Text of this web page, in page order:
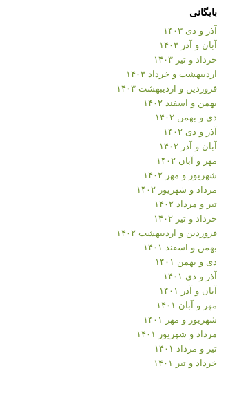
بایگانی
آذر و دی ۱۴۰۳
آبان و آذر ۱۴۰۳
خرداد و تیر ۱۴۰۳
اردیبهشت و خرداد ۱۴۰۳
فروردین و اردیبهشت ۱۴۰۳
بهمن و اسفند ۱۴۰۲
دی و بهمن ۱۴۰۲
آذر و دی ۱۴۰۲
آبان و آذر ۱۴۰۲
مهر و آبان ۱۴۰۲
شهریور و مهر ۱۴۰۲
مرداد و شهریور ۱۴۰۲
تیر و مرداد ۱۴۰۲
خرداد و تیر ۱۴۰۲
فروردین و اردیبهشت ۱۴۰۲
بهمن و اسفند ۱۴۰۱
دی و بهمن ۱۴۰۱
آذر و دی ۱۴۰۱
آبان و آذر ۱۴۰۱
مهر و آبان ۱۴۰۱
شهریور و مهر ۱۴۰۱
مرداد و شهریور ۱۴۰۱
تیر و مرداد ۱۴۰۱
خرداد و تیر ۱۴۰۱